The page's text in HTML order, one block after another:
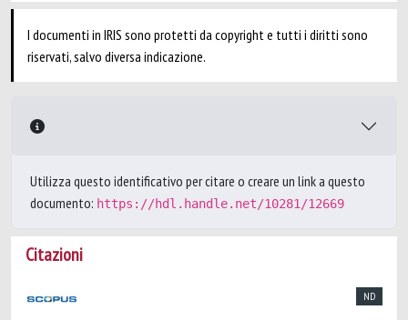
I documenti in IRIS sono protetti da copyright e tutti i diritti sono
riservati, salvo diversa indicazione.
Utilizza questo identificativo per citare o creare un link a questo
documento: https://hdl.handle.net/10281/12669
Citazioni
ND